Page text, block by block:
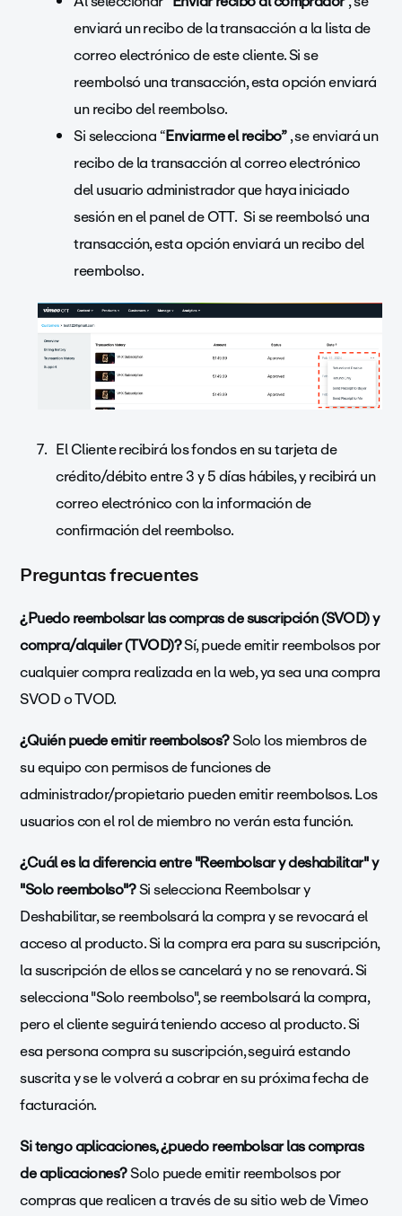
enviará un recibo de la transacción a la lista de
correo electrónico de este cliente. Si se
reembolsó una transacción, esta opción enviará
un recibo del reembolso.
Si selecciona “Enviarme el recibo”, se enviará un
recibo de la transacción al correo electrónico
del usuario administrador que haya iniciado
sesión en el panel de OTT. Si se reembolsó una
transacción, esta opción enviará un recibo del
reembolso.
El Cliente recibirá los fondos en su tarjeta de
crédito/débito entre 3 y 5 días hábiles, y recibirá un
correo electrónico con la información de
confirmación del reembolso.
Preguntas frecuentes
¿Puedo reembolsar las compras de suscripción (SVOD) y
compra/alquiler (TVOD)?Sí, puede emitir reembolsos por
cualquier compra realizada en la web, ya sea una compra
SVOD o TVOD.
¿Quién puede emitir reembolsos?Solo los miembros de
su equipo con permisos de funciones de
administrador/propietario pueden emitir reembolsos. Los
usuarios con el rol de miembro no verán esta función.
¿Cuál es la diferencia entre "Reembolsar y deshabilitar" y
"Solo reembolso"?Si selecciona Reembolsar y
Deshabilitar, se reembolsará la compra y se revocará el
acceso al producto. Si la compra era para su suscripción,
la suscripción de ellos se cancelará y no se renovará. Si
selecciona "Solo reembolso", se reembolsará la compra,
pero el cliente seguirá teniendo acceso al producto. Si
esa persona compra su suscripción, seguirá estando
suscrita y se le volverá a cobrar en su próxima fecha de
facturación.
Si tengo aplicaciones, ¿puedo reembolsar las compras
de aplicaciones?Solo puede emitir reembolsos por
compras que realicen a través de su sitio web de Vimeo